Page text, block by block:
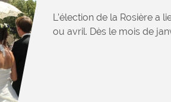
L’élection de la Rosière a
ou avril. Dès le mois de